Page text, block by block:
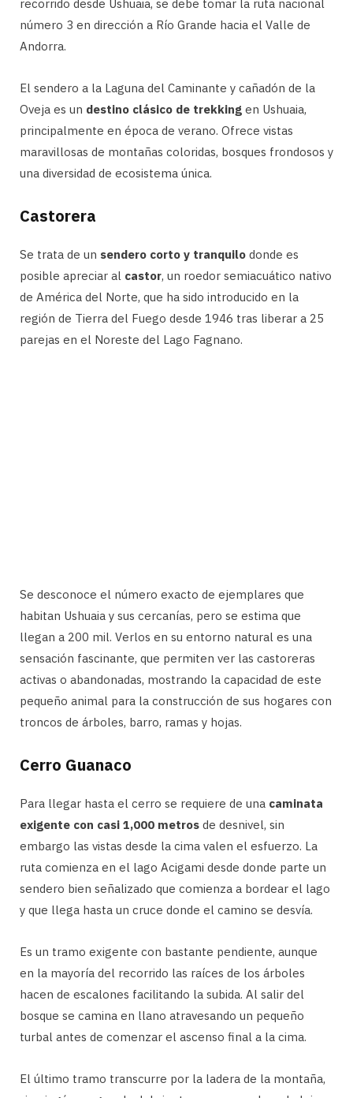
recorrido desde Ushuaia, se debe tomar la ruta nacional
número 3 en dirección a Río Grande hacia el Valle de
Andorra.
El sendero a la Laguna del Caminante y cañadón de la
Oveja es un destino clásico de trekking en Ushuaia,
principalmente en época de verano. Ofrece vistas
maravillosas de montañas coloridas, bosques frondosos y
una diversidad de ecosistema única.
Castorera
Se trata de un sendero corto y tranquilo donde es
posible apreciar al castor, un roedor semiacuático nativo
de América del Norte, que ha sido introducido en la
región de Tierra del Fuego desde 1946 tras liberar a 25
parejas en el Noreste del Lago Fagnano.
Se desconoce el número exacto de ejemplares que
habitan Ushuaia y sus cercanías, pero se estima que
llegan a 200 mil. Verlos en su entorno natural es una
sensación fascinante, que permiten ver las castoreras
activas o abandonadas, mostrando la capacidad de este
pequeño animal para la construcción de sus hogares con
troncos de árboles, barro, ramas y hojas.
Cerro Guanaco
Para llegar hasta el cerro se requiere de una caminata
exigente con casi 1,000 metros de desnivel, sin
embargo las vistas desde la cima valen el esfuerzo. La
ruta comienza en el lago Acigami desde donde parte un
sendero bien señalizado que comienza a bordear el lago
y que llega hasta un cruce donde el camino se desvía.
Es un tramo exigente con bastante pendiente, aunque
en la mayoría del recorrido las raíces de los árboles
hacen de escalones facilitando la subida. Al salir del
bosque se camina en llano atravesando un pequeño
turbal antes de comenzar el ascenso final a la cima.
El último tramo transcurre por la ladera de la montaña,